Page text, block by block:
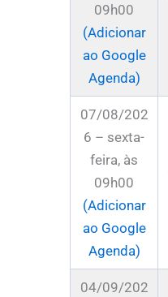
09h00
(Adicionar
ao Google
Agenda)
07/08/202
6 – sexta-
feira, às
09h00
(Adicionar
ao Google
Agenda)
04/09/202